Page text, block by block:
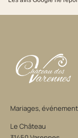
Mariages,
Le Château